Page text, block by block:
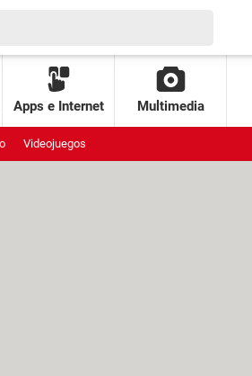
Apps e Internet Multimedia
Videojuegos